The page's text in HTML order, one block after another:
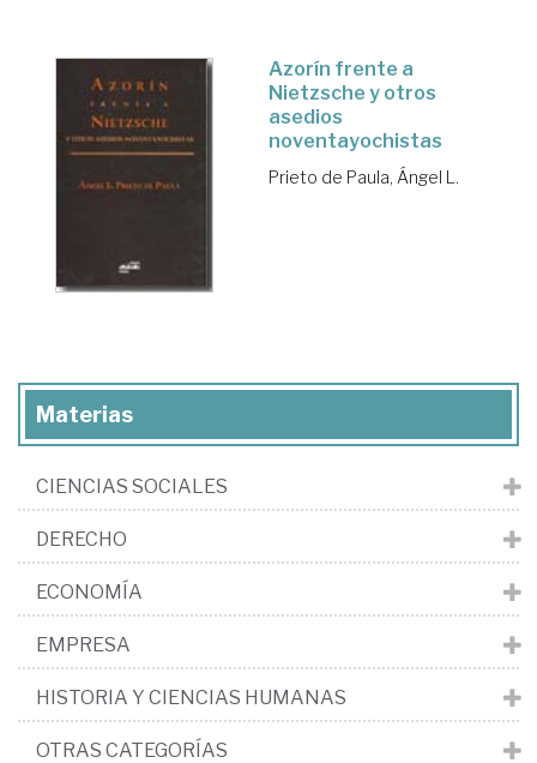
Azorín frente a
Nietzsche y otros
asedios
noventayochistas
Prieto de Paula, Ángel L.
Materias
CIENCIAS SOCIALES
DERECHO
ECONOMÍA
EMPRESA
HISTORIA Y CIENCIAS HUMANAS
OTRAS CATEGORÍAS